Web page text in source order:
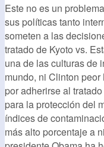
Este no es un
sus políticas tanto
someten a las
tratado de Kyoto vs.
una de las culturas de
mundo, ni Clinton
por adherirse al
para la protección del
índices de
más alto porcentaje a